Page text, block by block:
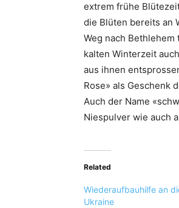
extrem frühe
die Blüten bereits an
Weg nach
kalten Winterzeit
aus ihnen
Rose» als Geschenk
Auch der Name
Niespulver wie auch
Related
Wiederaufbauhilfe an
Ukraine